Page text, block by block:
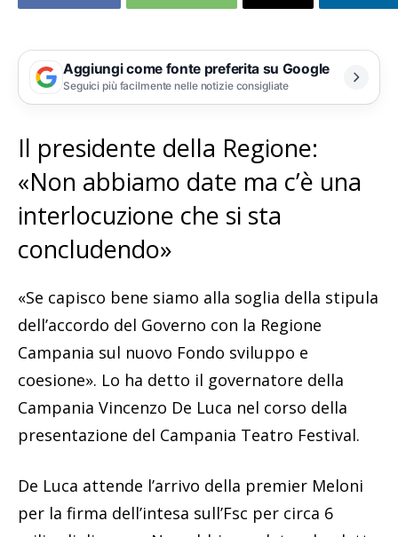
Aggiungi come fonte preferita su Google
Seguici più facilmente nelle notizie consigliate
Il presidente della Regione:
«Non abbiamo date ma c’è una
interlocuzione che si sta
concludendo»
«Se capisco bene siamo alla soglia della stipula
dell’accordo del Governo con la Regione
Campania sul nuovo Fondo sviluppo e
coesione». Lo ha detto il governatore della
Campania Vincenzo De Luca nel corso della
presentazione del Campania Teatro Festival.
De Luca attende l’arrivo della premier Meloni
per la firma dell’intesa sull’Fsc per circa 6